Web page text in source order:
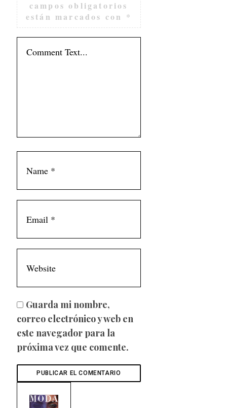
campos obligatorios
están marcados con *
Guarda mi nombre,
correo electrónico y web en
este navegador para la
próxima vez que comente.